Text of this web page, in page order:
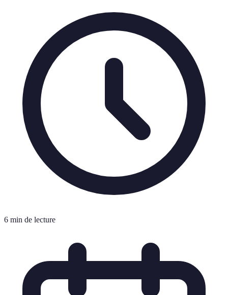
6 min de lecture